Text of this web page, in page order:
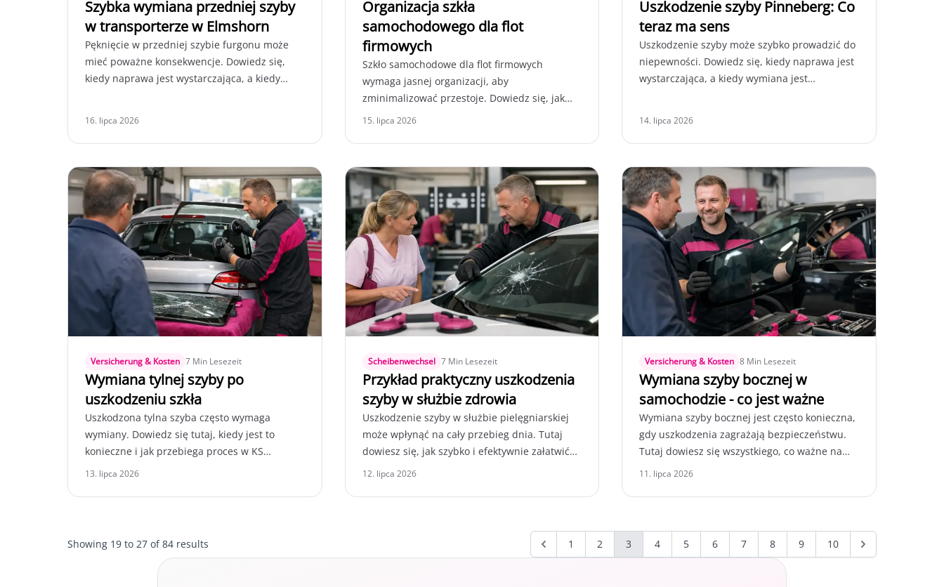
Szybka wymiana przedniej szyby
w transporterze w Elmshorn
Pęknięcie w przedniej szybie furgonu może
mieć poważne konsekwencje. Dowiedz się,
kiedy naprawa jest wystarczająca, a kiedy
16. lipca 2026
Organizacja szkła
samochodowego dla flot
firmowych
Szkło samochodowe dla flot firmowych
wymaga jasnej organizacji, aby
zminimalizować przestoje. Dowiedz się, jak
efektywnie przeprowadzać naprawy i
15. lipca 2026
Uszkodzenie szyby Pinneberg: Co
teraz ma sens
Uszkodzenie szyby może szybko prowadzić do
niepewności. Dowiedz się, kiedy naprawa jest
wystarczająca, a kiedy wymiana jest
14. lipca 2026
Versicherung & Kosten 7 Min Lesezeit
Wymiana tylnej szyby po
uszkodzeniu szkła
Uszkodzona tylna szyba często wymaga
wymiany. Dowiedz się tutaj, kiedy jest to
konieczne i jak przebiega proces w KS
Autoglas Zentrum Elmshorn.
13. lipca 2026
Scheibenwechsel 7 Min Lesezeit
Przykład praktyczny uszkodzenia
szyby w służbie zdrowia
Uszkodzenie szyby w służbie pielęgniarskiej
może wpłynąć na cały przebieg dnia. Tutaj
dowiesz się, jak szybko i efektywnie załatwić
szkody, aby zapewnić mobilność i
12. lipca 2026
Versicherung & Kosten 8 Min Lesezeit
Wymiana szyby bocznej w
samochodzie - co jest ważne
Wymiana szyby bocznej jest często konieczna,
gdy uszkodzenia zagrażają bezpieczeństwu.
Tutaj dowiesz się wszystkiego, co ważne na
temat przebiegu, kosztów i kwestii
11. lipca 2026
Showing 19 to 27 of84 results 1 2 3 4 5 6 7 8 9 10